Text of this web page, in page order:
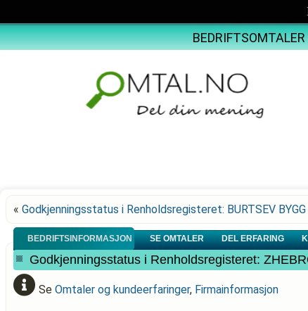
BEDRIFTSOMTALER
« Godkjenningsstatus i Renholdsregisteret: BURTSEV BYGG
BEDRIFTSINFORMASJON SE OMTALER DEL ERFARING
Godkjenningsstatus i Renholdsregisteret:
Se Omtaler og kundeerfaringer, Firmainformasjon